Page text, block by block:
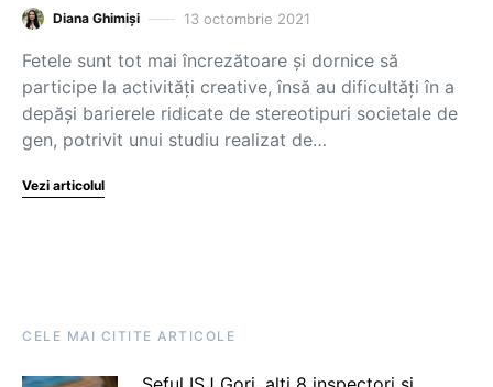
Diana Ghimiși 13 octombrie 2021
Fetele sunt tot mai încrezătoare și dornice să
participe la activități creative, însă au dificultăți în a
depăși barierele ridicate de stereotipuri societale de
gen, potrivit unui studiu realizat de…
Vezi articolul
CELE MAI CITITE ARTICOLE